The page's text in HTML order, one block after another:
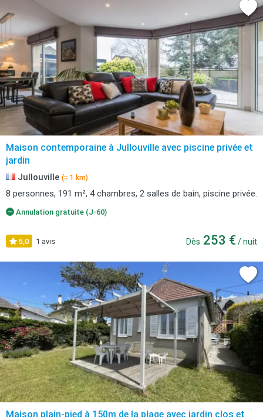
Maison contemporaine à Jullouville avec piscine privée et
jardin
Jullouville (≈ 1 km)
8 personnes, 191 m², 4 chambres, 2 salles de bain, piscine privée.
Annulation gratuite (J-60)
5,0 1 avis Dès 253 € / nuit
Maison plain-pied à 150m de la plage avec jardin clos et